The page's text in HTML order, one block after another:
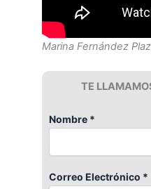
Marina Fernández
TE
Nombre *
Correo Electrónico *